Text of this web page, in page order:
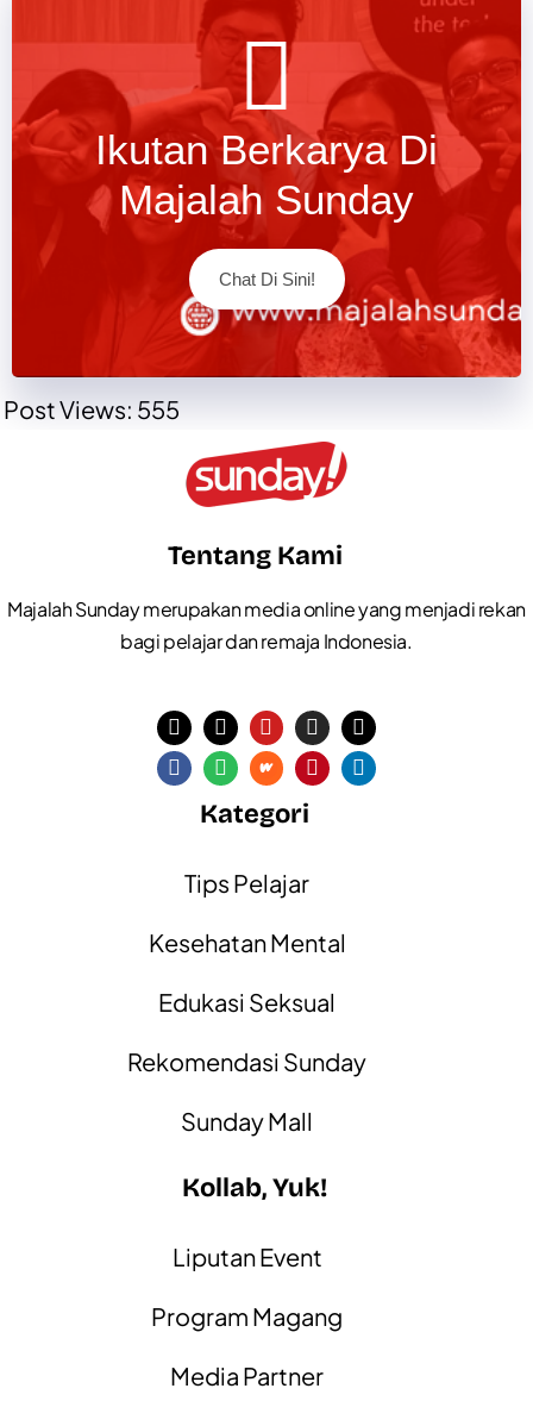
Ikutan Berkarya Di
Majalah Sunday
Chat Di Sini!
Post Views: 555
Tentang Kami
Majalah Sunday merupakan media online yang menjadi rekan
bagi pelajar dan remaja Indonesia.
Kategori
Tips Pelajar
Kesehatan Mental
Edukasi Seksual
Rekomendasi Sunday
Sunday Mall
Kollab, Yuk!
Liputan Event
Program Magang
Media Partner